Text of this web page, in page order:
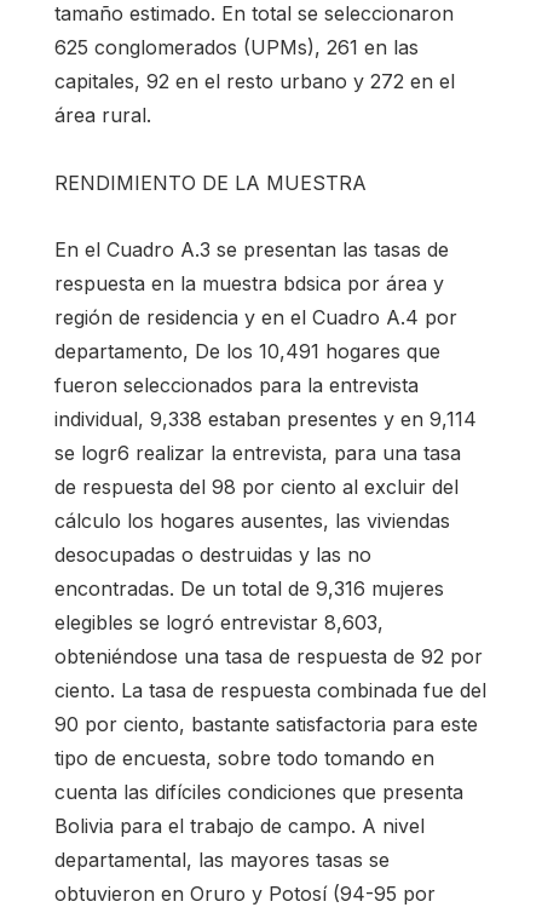
tamaño estimado. En total se seleccionaron
625 conglomerados (UPMs), 261 en las
capitales, 92 en el resto urbano y 272 en el
área rural.
RENDIMIENTO DE LA MUESTRA
En el Cuadro A.3 se presentan las tasas de
respuesta en la muestra bdsica por área y
región de residencia y en el Cuadro A.4 por
departamento, De los 10,491 hogares que
fueron seleccionados para la entrevista
individual, 9,338 estaban presentes y en 9,114
se logr6 realizar la entrevista, para una tasa
de respuesta del 98 por ciento al excluir del
cálculo los hogares ausentes, las viviendas
desocupadas o destruidas y las no
encontradas. De un total de 9,316 mujeres
elegibles se logró entrevistar 8,603,
obteniéndose una tasa de respuesta de 92 por
ciento. La tasa de respuesta combinada fue del
90 por ciento, bastante satisfactoria para este
tipo de encuesta, sobre todo tomando en
cuenta las difíciles condiciones que presenta
Bolivia para el trabajo de campo. A nivel
departamental, las mayores tasas se
obtuvieron en Oruro y Potosí (94-95 por